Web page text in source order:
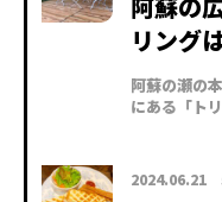
リング
阿蘇の瀬の
にある「ト
2024.06.21